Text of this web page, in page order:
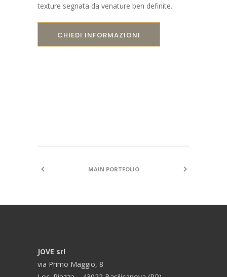
texture segnata da venature ben definite.
CHIEDI INFORMAZIONI
MAIN PORTFOLIO
JOVE srl
via Primo Maggio, 8